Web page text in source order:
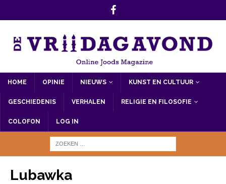
HOME OPINIE NIEUWS KUNST EN CULTUUR
GESCHIEDENIS VERHALEN RELIGIE EN FILOSOFIE
COLOFON LOG IN
Lubawka